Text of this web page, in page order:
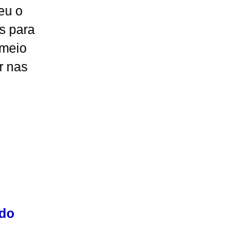
o
para
nas